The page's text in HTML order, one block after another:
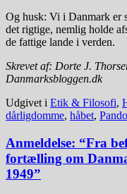
Og husk: Vi i Danmark er
det rigtige, nemlig holde
de fattige lande i verden.
Skrevet af: Dorte J.
Danmarksbloggen.dk
Udgivet i Etik & Filosofi,
dårligdomme, håbet,
Anmeldelse: “Fra
fortælling om
1949”